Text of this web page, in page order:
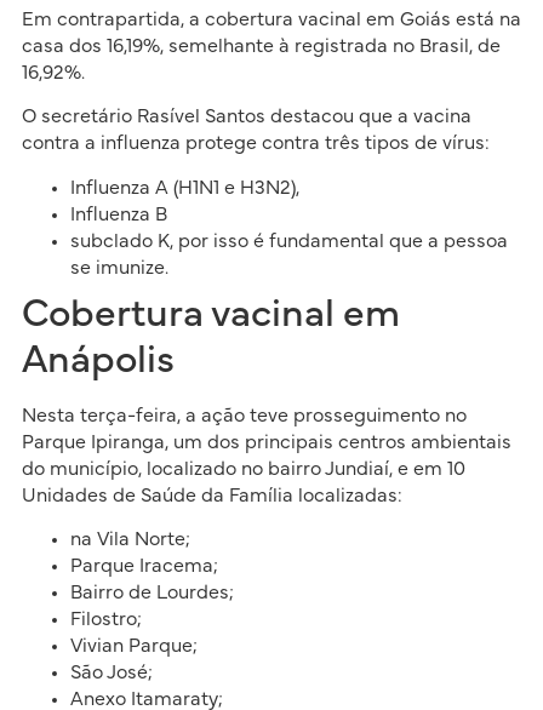
Em contrapartida, a cobertura vacinal em Goiás está na
casa dos 16,19%, semelhante à registrada no Brasil, de
16,92%.
O secretário Rasível Santos destacou que a vacina
contra a influenza protege contra três tipos de vírus:
Influenza A (H1N1 e H3N2),
Influenza B
subclado K, por isso é fundamental que a pessoa
se imunize.
Cobertura vacinal em
Anápolis
Nesta terça-feira, a ação teve prosseguimento no
Parque Ipiranga, um dos principais centros ambientais
do município, localizado no bairro Jundiaí, e em 10
Unidades de Saúde da Família localizadas:
na Vila Norte;
Parque Iracema;
Bairro de Lourdes;
Filostro;
Vivian Parque;
São José;
Anexo Itamaraty;